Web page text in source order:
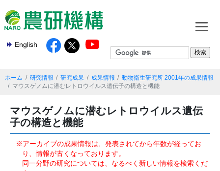
English
ホーム 研究情報 研究成果 成果情報
動物衛生研究所 2001年の成果情報
マウスゲノムに潜むレトロウイルス遺伝子の構造と機能
マウスゲノムに潜むレトロウイルス遺伝
子の構造と機能
※アーカイブの成果情報は、発表されてから年数が経ってお
り、情報が古くなっております。
同一分野の研究については、なるべく新しい情報を検索くだ